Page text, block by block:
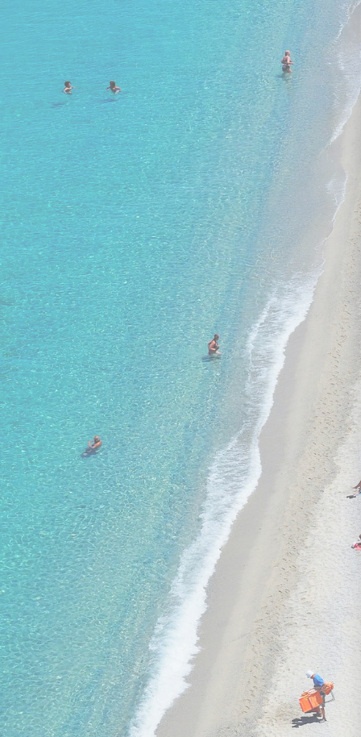
16. - 23. janvāris
lidojums, bagāža, transfērs, viesnīca
bez ēdināšanas
RESIDENCE MONTANA SOLEIL 4★
1 813 €
09. - 16. janvāris